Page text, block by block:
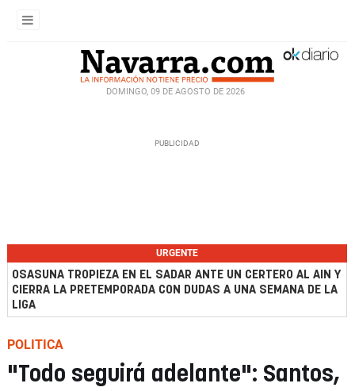
DOMINGO, 09 DE AGOSTO DE 2026
URGENTE
OSASUNA TROPIEZA EN EL SADAR ANTE UN CERTERO AL AIN Y
CIERRA LA PRETEMPORADA CON DUDAS A UNA SEMANA DE LA
LIGA
POLITICA
"Todo seguirá adelante": Santos,